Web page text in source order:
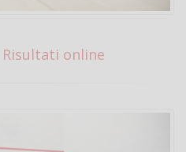
Risultati online